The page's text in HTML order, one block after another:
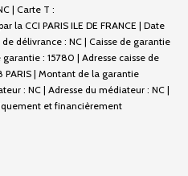
| Carte T :
la CCI PARIS ILE DE FRANCE | Date
délivrance : NC | Caisse de garantie
: 15780 | Adresse caisse de
| Montant de la garantie
: NC | Adresse du médiateur : NC |
et financièrement